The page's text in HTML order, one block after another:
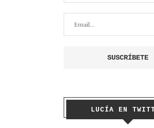
LUCÍA EN